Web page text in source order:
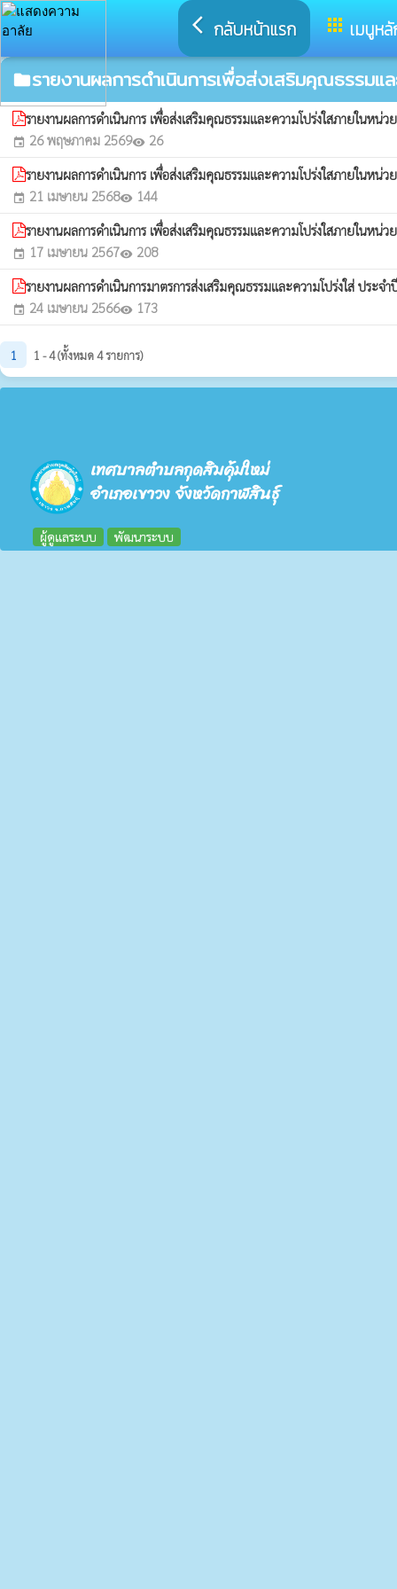
arrow_back_ios กลับหน้าแรก apps เมนูห
folderรายงานผลการดำเนินการเพื่อส่งเสริมคุณธรรมแ
รายงานผลการดำเนินการ เพื่อส่งเสริมคุณธรรมและความโปร่งใสภายในห
event 26 พฤษภาคม 2569visibility 26
รายงานผลการดำเนินการ เพื่อส่งเสริมคุณธรรมและความโปร่งใสภายในห
event 21 เมษายน 2568visibility 144
รายงานผลการดำเนินการ เพื่อส่งเสริมคุณธรรมและความโปร่งใสภายในห
event 17 เมษายน 2567visibility 208
รายงานผลการดำเนินการมาตรการส่งเสริมคุณธรรมและความโปร่งใส่ ประ
event 24 เมษายน 2566visibility 173
1 1 - 4 (ทั้งหมด 4 รายการ)
เทศบาลตำบลกุดสิมคุ้มใหม่
อำเภอเขาวง จังหวัดกาฬสินธุ์
ผู้ดูแลระบบ พัฒนาระบบ